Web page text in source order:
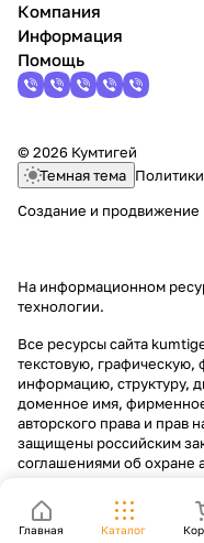
Главная Каталог
Компания
Информация
Помощь
© 2026 Кумтигей
Темная тема
Создание и продвижение
На информационном
технологии.
Все ресурсы сайта
текстовую, графическую,
информацию, структуру,
доменное имя,
авторского права и прав
защищены российским
соглашениями об охране